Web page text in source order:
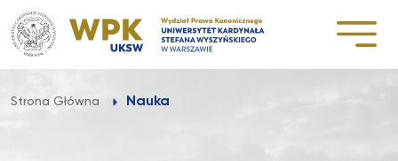
Przejdź
do
treści
Strona Główna Nauka